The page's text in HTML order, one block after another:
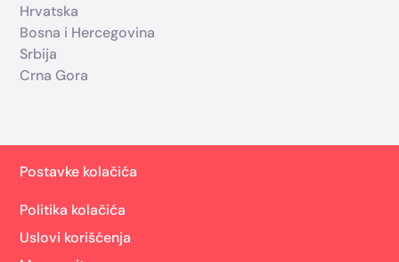
Hrvatska
Bosna i Hercegovina
Srbija
Crna Gora
Postavke kolačića
Politika kolačića
Uslovi korišćenja